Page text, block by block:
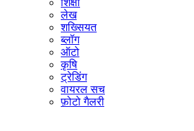
शिक्षा
लेख
शख्सियत
ब्लॉग
ऑटो
कृषि
ट्रेडिंग
वायरल सच
फ़ोटो गैलरी